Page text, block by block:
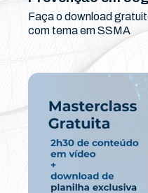
Faça o download
com tema em SSMA